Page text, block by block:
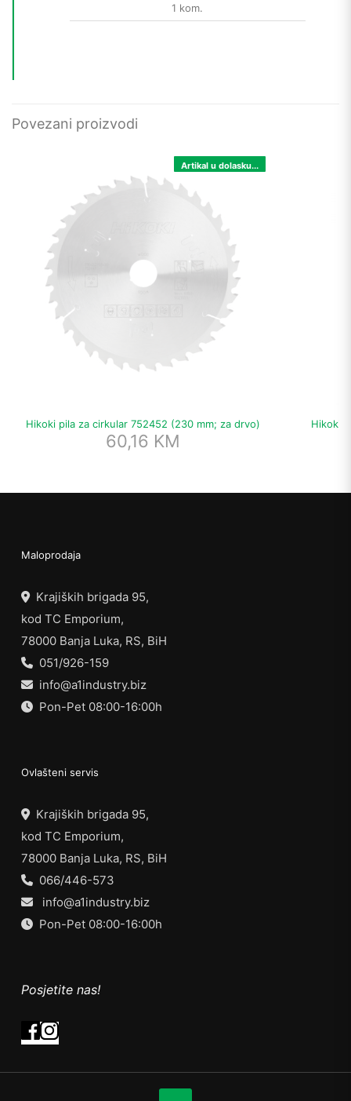
1 kom.
Povezani proizvodi
Artikal u dolasku...
Hikoki pila za cirkular 752452 (230 mm; za drvo)
60,16 KM
Hikoki
Maloprodaja
Krajiških brigada 95,
kod TC Emporium,
78000 Banja Luka, RS, BiH
051/926-159
info@a1industry.biz
Pon-Pet 08:00-16:00h
Ovlašteni servis
Krajiških brigada 95,
kod TC Emporium,
78000 Banja Luka, RS, BiH
066/446-573
info@a1industry.biz
Pon-Pet 08:00-16:00h
Posjetite nas!